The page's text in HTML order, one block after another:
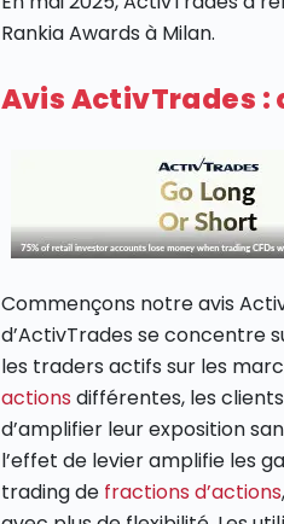
Rankia Awards à Milan.
Avis ActivTrades :
Commençons notre avis
d’ActivTrades se concentre
les traders actifs sur les
actions différentes, les
d’amplifier leur exposition
l’effet de levier amplifie les
trading de fractions d’actions